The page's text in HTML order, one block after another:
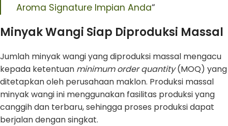
Aroma Signature Impian Anda“
Minyak Wangi Siap Diproduksi Massal
Jumlah minyak wangi yang diproduksi massal mengacu
kepada ketentuan minimum order quantity(MOQ) yang
ditetapkan oleh perusahaan maklon. Produksi massal
minyak wangi ini menggunakan fasilitas produksi yang
canggih dan terbaru, sehingga proses produksi dapat
berjalan dengan singkat.